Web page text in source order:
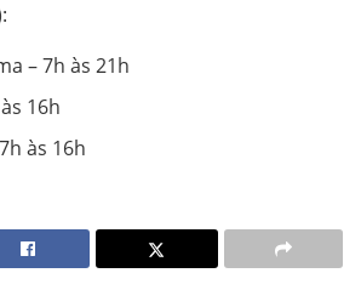
– 7h às 21h
16h
às 16h